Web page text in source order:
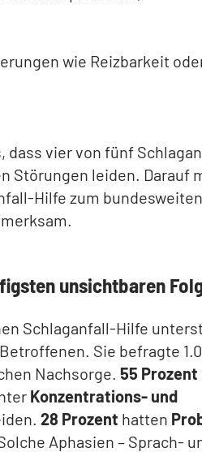
wie Reizbarkeit
dass vier von fünf
Störungen leiden. Darauf
Hilfe zum bundesweiten
unsichtbaren
Schlaganfall-Hilfe
Sie befragte
Nachsorge. 55 Prozent
Konzentrations- und
28 Prozent hatten
Aphasien – Sprach-